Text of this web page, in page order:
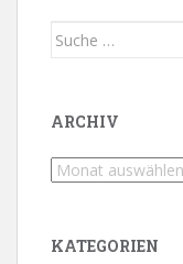
Suche
ARCHIV
Archiv
KATEGORIEN